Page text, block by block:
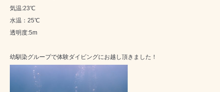
気温:23℃
水温：25℃
透明度:5m
幼馴染グループで体験ダイビングにお越し頂きました！